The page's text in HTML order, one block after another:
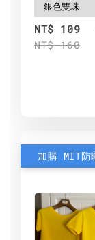
NT$ 109
NT$ 160